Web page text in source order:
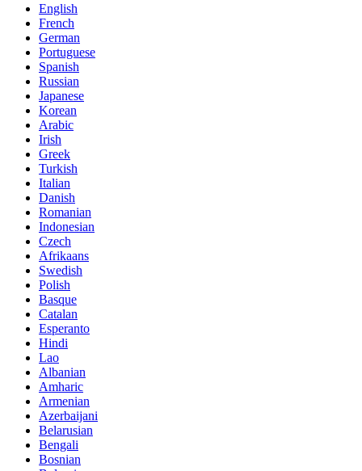
English
French
German
Portuguese
Spanish
Russian
Japanese
Korean
Arabic
Irish
Greek
Turkish
Italian
Danish
Romanian
Indonesian
Czech
Afrikaans
Swedish
Polish
Basque
Catalan
Esperanto
Hindi
Lao
Albanian
Amharic
Armenian
Azerbaijani
Belarusian
Bengali
Bosnian